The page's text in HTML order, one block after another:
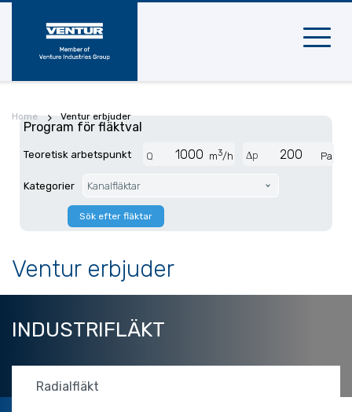
Mobil
Home Ventur erbjuder
Program för fläktval
Teoretisk arbetspunkt Q m3/h Δp Pa
Kategorier Kanalfläktar
Sök efter fläktar
Ventur erbjuder
INDUSTRIFLÄKT
Radialfläkt